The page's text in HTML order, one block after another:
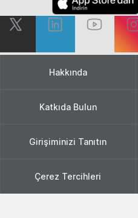
Hakkında
Katkıda Bulun
Girişiminizi Tanıtın
Çerez Tercihleri